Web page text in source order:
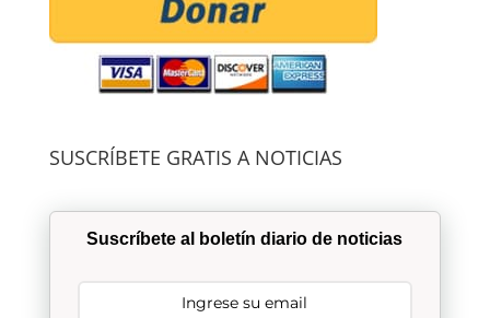
SUSCRÍBETE GRATIS A NOTICIAS
Suscríbete al boletín diario de noticias